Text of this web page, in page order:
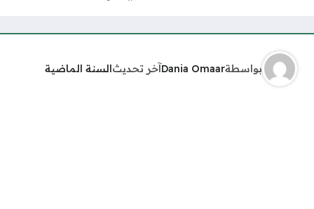
بواسطةDania Omaarآخر تحديثالسنة الماضية